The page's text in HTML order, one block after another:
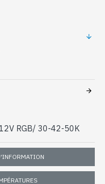
RGB/ 30-42-50K